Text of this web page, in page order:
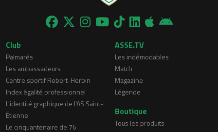
Club
Palmarès
Les ambassadeurs
Centre sportif Robert-Herbin
Index égalité professionnel
L'identité graphique de l'AS Saint-
Étienne
Le cinquantenaire de 76
ASSE.TV
Les indémodables
Match
Magazine
Légende
Boutique
Tous les produits